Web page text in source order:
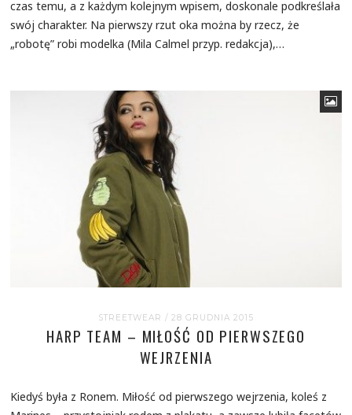
czas temu, a z każdym kolejnym wpisem, doskonale podkreślała
swój charakter. Na pierwszy rzut oka można by rzecz, że
„robotę” robi modelka (Mila Calmel przyp. redakcja),…
STREETWEAR / 28 GRUDNIA 2015
HARP TEAM – MIŁOŚĆ OD PIERWSZEGO
WEJRZENIA
Kiedyś była z Ronem. Miłość od pierwszego wejrzenia, koleś z